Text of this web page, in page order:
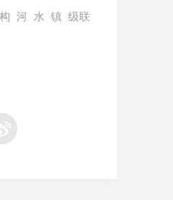
河 水 镇 级联